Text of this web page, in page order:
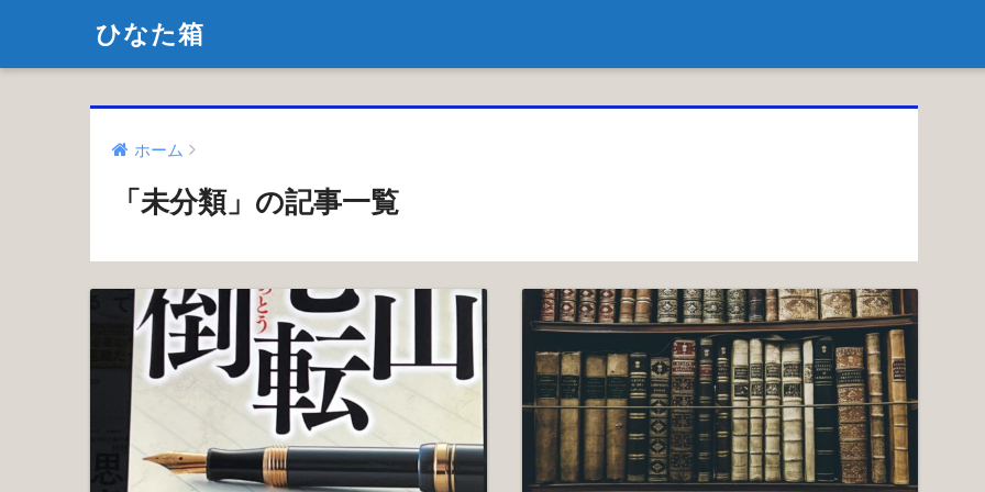
ひなた箱
ホーム
「未分類」の記事一覧